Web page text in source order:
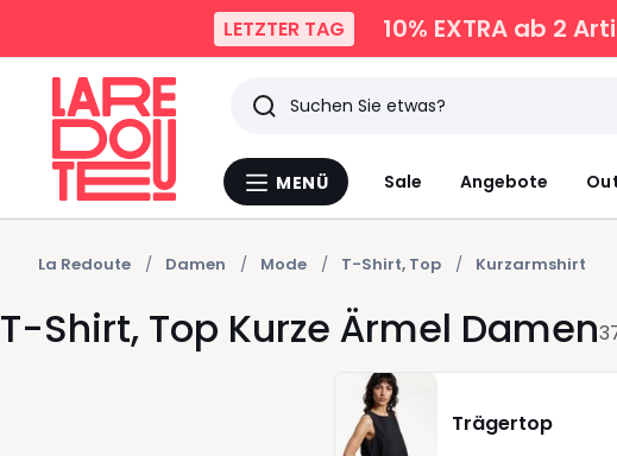
LETZTER TAG 10% EXTRA ab 2
Menü
MENÜ Sale Angebote
Suchen
Zuletzt
angesehen
Artikel
La Redoute Damen Mode T-Shirt, Top Kurzarmshirt
T-Shirt, Top Kurze Ärmel Damen
Trägertop